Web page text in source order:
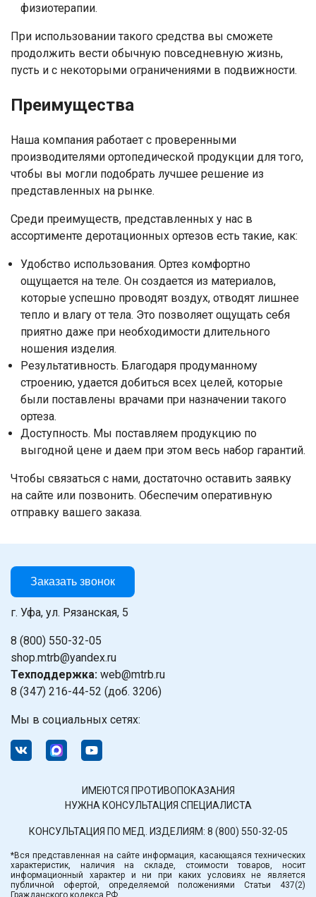
физиотерапии.
При использовании такого средства вы сможете
продолжить вести обычную повседневную жизнь,
пусть и с некоторыми ограничениями в подвижности.
Преимущества
Наша компания работает с проверенными
производителями ортопедической продукции для того,
чтобы вы могли подобрать лучшее решение из
представленных на рынке.
Среди преимуществ, представленных у нас в
ассортименте деротационных ортезов есть такие, как:
Удобство использования. Ортез комфортно
ощущается на теле. Он создается из материалов,
которые успешно проводят воздух, отводят лишнее
тепло и влагу от тела. Это позволяет ощущать себя
приятно даже при необходимости длительного
ношения изделия.
Результативность. Благодаря продуманному
строению, удается добиться всех целей, которые
были поставлены врачами при назначении такого
ортеза.
Доступность. Мы поставляем продукцию по
выгодной цене и даем при этом весь набор гарантий.
Чтобы связаться с нами, достаточно оставить заявку
на сайте или позвонить. Обеспечим оперативную
отправку вашего заказа.
Заказать звонок
г. Уфа, ул. Рязанская, 5
8 (800) 550-32-05
shop.mtrb@yandex.ru
Техподдержка: web@mtrb.ru
8 (347) 216-44-52 (доб. 3206)
Мы в социальных сетях:
ИМЕЮТСЯ ПРОТИВОПОКАЗАНИЯ
НУЖНА КОНСУЛЬТАЦИЯ СПЕЦИАЛИСТА
КОНСУЛЬТАЦИЯ ПО МЕД. ИЗДЕЛИЯМ: 8 (800) 550-32-05
*Вся представленная на сайте информация, касающаяся технических
характеристик, наличия на складе, стоимости товаров, носит
информационный характер и ни при каких условиях не является
публичной офертой, определяемой положениями Статьи 437(2)
Гражданского кодекса РФ.